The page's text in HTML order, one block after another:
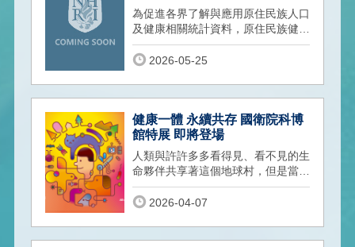
將於6月23日（二）舉辦，歡迎
踴躍報名參加！
為促進各界了解與應用原住民族人口
及健康相關統計資料，原住民族健康
研究中心將辦理「原住民族人口及健
康統2026-05-25
健康一體 永續共存 國衛院科博
館特展 即將登場
人類與許許多多看得見、看不見的生
命夥伴共享著這個地球村，但是當環
境平衡產生變動時，人們是否能獨自
健康？2026-04-07